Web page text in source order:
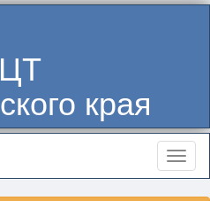
края
Меню